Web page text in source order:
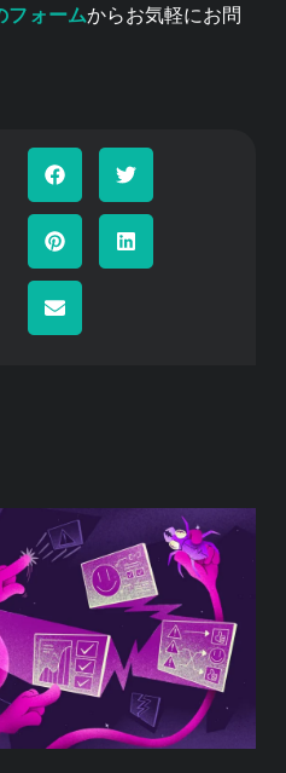
フォームからお気軽にお問